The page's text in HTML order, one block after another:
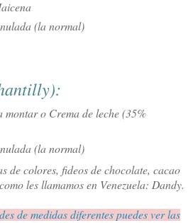
(la normal)
o Crema de leche (35%
(la normal)
de colores, fideos de chocolate, cacao
les llamamos en Venezuela: Dandy.
de medidas diferentes puedes ver las